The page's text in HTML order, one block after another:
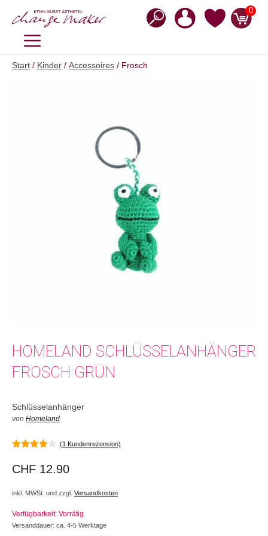
Inhalt
0
MENÜ
Start / Kinder / Accessoires / Frosch
HOMELAND SCHLÜSSELANHÄNGER
FROSCH GRÜN
Schlüsselanhänger
von Homeland
5
(1 Kundenrezension)
CHF 12.90
inkl. MWSt. und zzgl. Versandkosten
Verfügbarkeit: Vorrätig
Versanddauer: ca. 4-5 Werktage